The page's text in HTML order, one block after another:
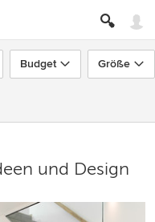
Budget Größe
und Design